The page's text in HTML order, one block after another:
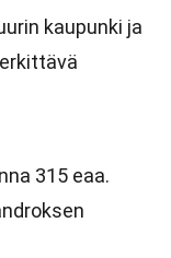
kaupunki ja
315 eaa.